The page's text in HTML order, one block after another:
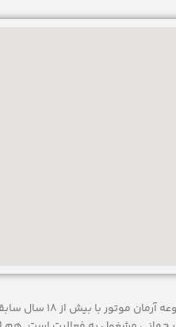
مجموعه